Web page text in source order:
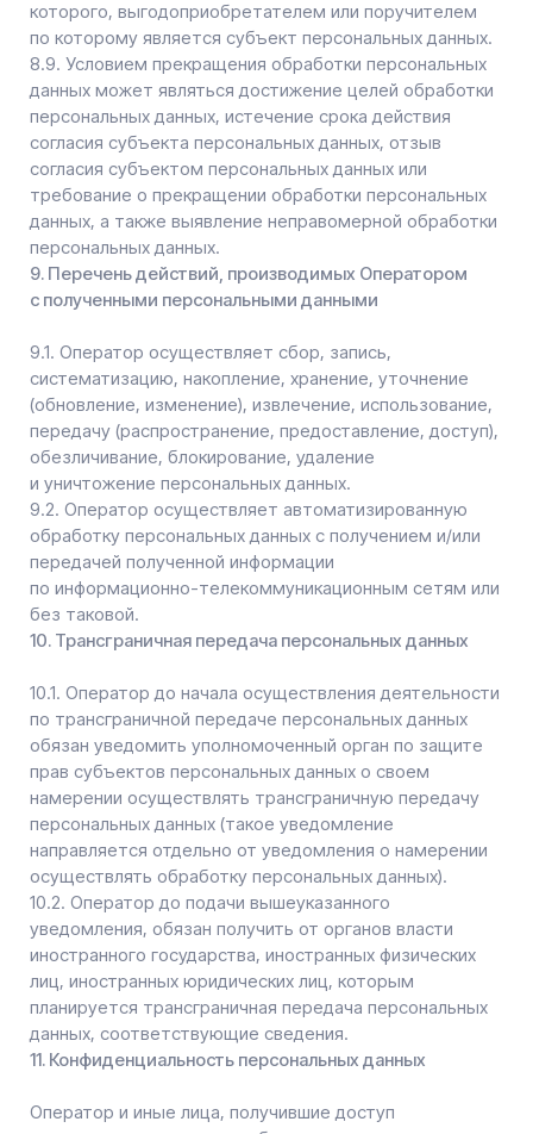
Наверх
Политика конфиденциальности
Реквизиты
© 2026. Все права защищены